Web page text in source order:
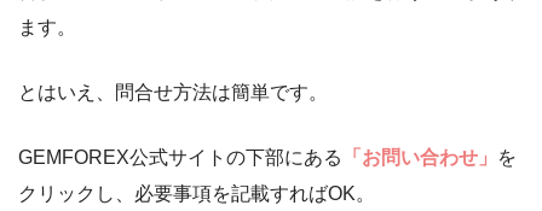
ます。
とはいえ、問合せ方法は簡単です。
GEMFOREX公式サイトの下部にある 「お問い合わせ」
を
クリックし、必要事項を記載すればOK。